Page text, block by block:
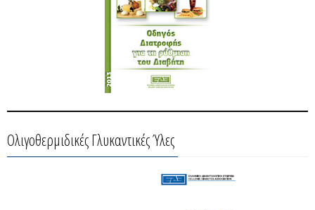
Ολιγοθερμιδικές Γλυκαντικές Ύλες